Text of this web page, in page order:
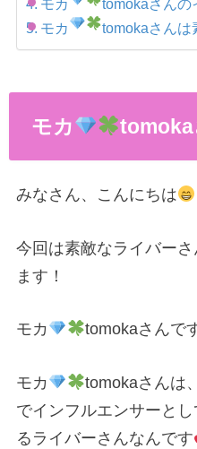
モカ
tomokaさんの
モカ
tomokaさんは
モカ tomoka
みなさん、こんにちは
今回は素敵なライバー
ます！
モカ tomokaさんで
モカ tomokaさんは
でインフルエンサーと
るライバーさんなんです